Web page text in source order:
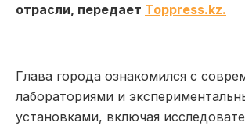
отрасли, передает Toppress.kz.
Глава города ознакомился с
лабораториями и
установками, включая